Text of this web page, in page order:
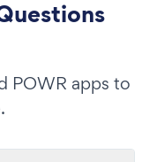
POWR apps to